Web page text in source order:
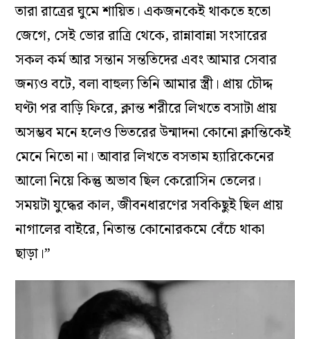
তারা রাত্রের ঘুমে শায়িত। একজনকেই থাকতে হতো
জেগে, সেই ভোর রাত্রি থেকে, রান্নাবান্না সংসারের
সকল কর্ম আর সন্তান সন্ততিদের এবং আমার সেবার
জন্যও বটে, বলা বাহুল্য তিনি আমার স্ত্রী। প্রায় চৌদ্দ
ঘণ্টা পর বাড়ি ফিরে, ক্লান্ত শরীরে লিখতে বসাটা প্রায়
অসম্ভব মনে হলেও ভিতরের উন্মাদনা কোনো ক্লান্তিকেই
মেনে নিতো না। আবার লিখতে বসতাম হ্যারিকেনের
আলো নিয়ে কিন্তু অভাব ছিল কেরোসিন তেলের।
সময়টা যুদ্ধের কাল, জীবনধারণের সবকিছুই ছিল প্রায়
নাগালের বাইরে, নিতান্ত কোনোরকমে বেঁচে থাকা
ছাড়া।”